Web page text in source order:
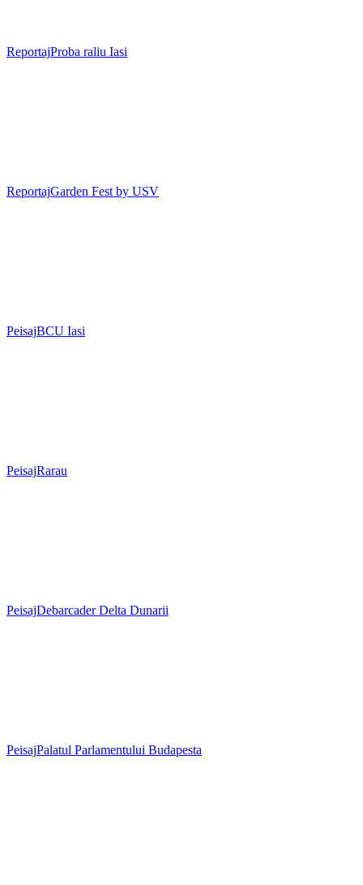
ReportajProba raliu Iasi
ReportajGarden Fest by USV
PeisajBCU Iasi
PeisajRarau
PeisajDebarcader Delta Dunarii
PeisajPalatul Parlamentului Budapesta